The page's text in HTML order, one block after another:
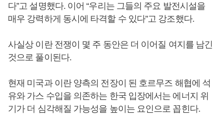
다”고 설명했다. 이어 “우리는 그들의 주요 발전시설을
매우 강력하게 동시에 타격할 수 있다”고 강조했다.
사실상 이란 전쟁이 몇 주 동안은 더 이어질 여지를 남긴
것으로 풀이된다.
현재 미국과 이란 양측의 전장이 된 호르무즈 해협에 석
유와 가스 수입을 의존하는 한국 입장에서는 에너지 위
기가 더 심각해질 가능성을 높이는 요인으로 꼽힌다.